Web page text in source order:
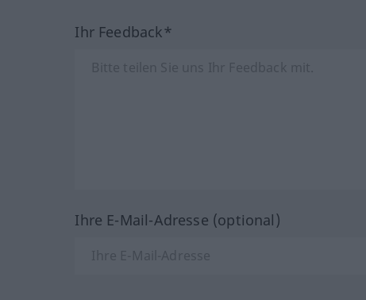
Ihr Feedback*
Ihre E-Mail-Adresse (optional)